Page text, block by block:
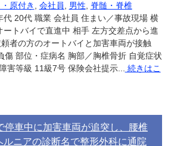
原付き 会社員 男性 脊髄・脊椎
20代 職業 会社員 住まい／事故現場 横
トバイで直進中 相手 左方交差点から進
者の方のオートバイと加害車両が接触
傷 部位・症病名 胸部／胸椎骨折 自覚症状
害等級 11級7号 保険会社提示...
続きはこ
停車中に加害車両が追突し、腰椎
ニアの診断名で整形外科に通院